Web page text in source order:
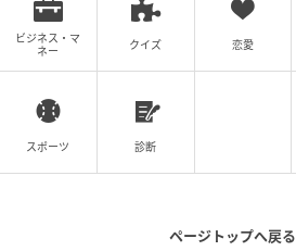
出典 FUDGE.jp
ビジネス・マ
ネー
クイズ 恋愛
スポーツ 診断
ページトップへ戻る